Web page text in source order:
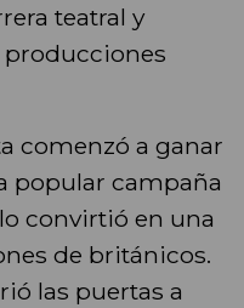
teatral y
comenzó a ganar
popular campaña
convirtió en una
de británicos.
las puertas a